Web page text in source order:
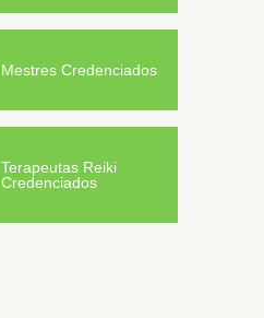
Mestres Credenciados
Terapeutas Reiki
Credenciados